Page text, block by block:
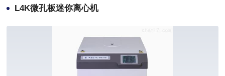
L4K微孔板迷你离心机